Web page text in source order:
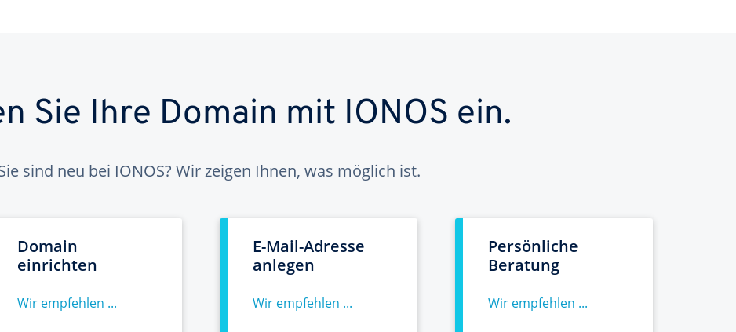
Sie Ihre Domain mit IONOS ein.
sind neu bei IONOS? Wir zeigen Ihnen, was möglich ist.
Domain
einrichten
Wir empfehlen ...
E-Mail-Adresse
anlegen
Wir empfehlen ...
Persönliche
Beratung
Wir empfehlen ...